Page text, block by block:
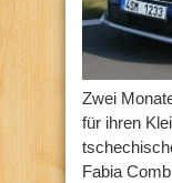
Zwei
für ihren
Fabia